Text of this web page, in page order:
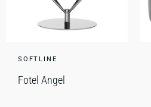
SOFTLINE
Fotel Angel